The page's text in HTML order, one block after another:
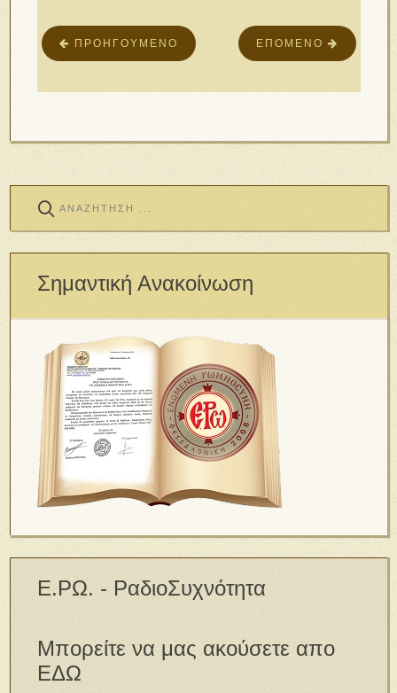
ΕΠΌΜΕΝΟ
ΠΡΟΗΓΟΎΜΕΝΟ
Σημαντική Ανακοίνωση
Ε.ΡΩ. - ΡαδιοΣυχνότητα
Μπορείτε να μας ακούσετε απο
ΕΔΩ